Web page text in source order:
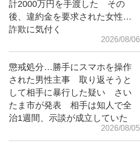
計2000万円を手渡した その
後、違約金を要求された女性…
詐欺に気付く
2026/08/06
懲戒処分…勝手にスマホを操作
された男性主事 取り返そうと
して相手に暴行した疑い さい
たま市が発表 相手は知人で全
治1週間、示談が成立していた
2026/08/05